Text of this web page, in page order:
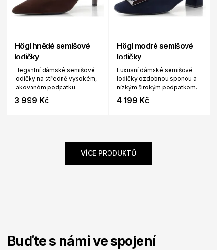
Högl hnědé semišové
lodičky
Elegantní dámské semišové
lodičky na středně vysokém,
lakovaném podpatku.
3 999 Kč
Högl modré semišové
lodičky
Luxusní dámské semišové
lodičky ozdobnou sponou a
nízkým širokým podpatkem.
4 199 Kč
VÍCE PRODUKTŮ
Buďte s námi ve spojení